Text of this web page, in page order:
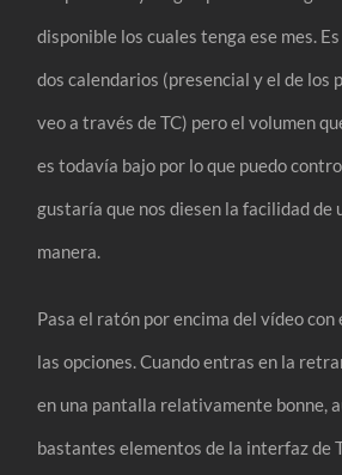
disponible los cuales tenga ese mes.
dos calendarios (presencial y el de los
veo a través de TC) pero el volumen
es todavía bajo por lo que puedo
gustaría que nos diesen la facilidad de
manera.
Pasa el ratón por encima del vídeo con
las opciones. Cuando entras en la
en una pantalla relativamente bonne,
bastantes elementos de la interfaz de